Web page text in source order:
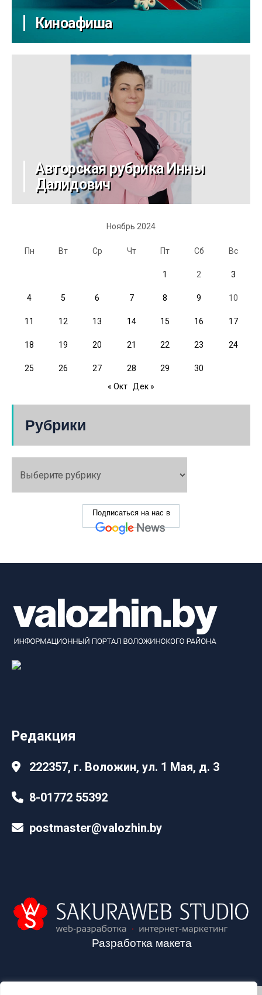
Киноафиша
Авторская рубрика Инны
Далидович
Ноябрь 2024
Пн Вт Ср Чт Пт Сб Вс
1 2 3
4 5 6 7 8 9 10
11 12 13 14 15 16 17
18 19 20 21 22 23 24
25 26 27 28 29
30
« Окт Дек »
Рубрики
Подписаться на нас в
Редакция
222357, г. Воложин, ул. 1 Мая, д. 3
8-01772 55392
postmaster@valozhin.by
Разработка макета